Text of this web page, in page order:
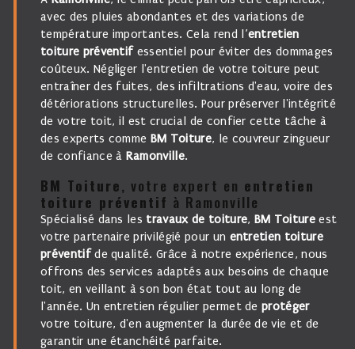
avec des pluies abondantes et des variations de
température importantes. Cela rend l’entretien
toiture préventifessentiel pour éviter des dommages
coûteux. Négliger l'entretien de votre toiture peut
entraîner des fuites, des infiltrations d'eau, voire des
détériorations structurelles. Pour préserver l'intégrité
de votre toit, il est crucial de confier cette tâche à
des experts comme BM Toiture, le couvreur zingueur
de confiance à Ramonville.
BM Toiture, votre expert en entretien
toiture préventif à Ramonville
Spécialisé dans les travaux de toiture, BM Toiture est
votre partenaire privilégié pour un entretien toiture
préventifde qualité. Grâce à notre expérience, nous
offrons des services adaptés aux besoins de chaque
toit, en veillant à son bon état tout au long de
l'année. Un entretien régulier permet deprotéger
votre toiture, d'en augmenter la durée de vie et de
garantir une étanchéité parfaite.